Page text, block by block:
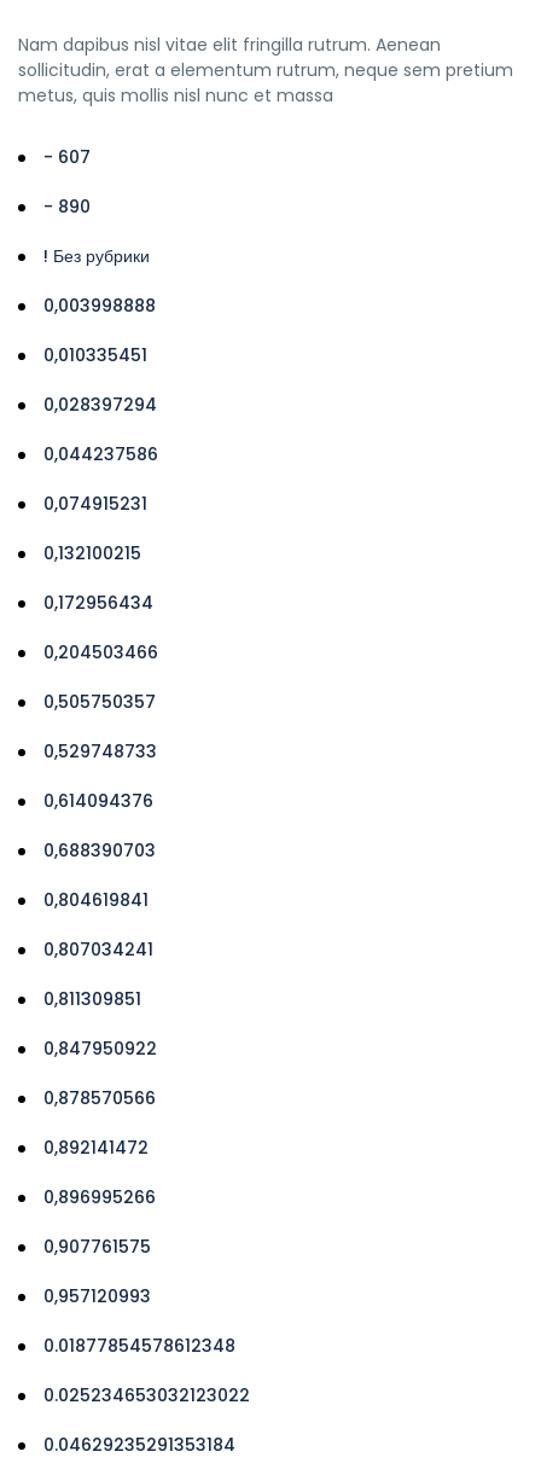
Nam dapibus nisl vitae elit fringilla rutrum. Aenean
sollicitudin, erat a elementum rutrum, neque sem pretium
metus, quis mollis nisl nunc et massa
- 607
- 890
! Без рубрики
0,003998888
0,010335451
0,028397294
0,044237586
0,074915231
0,132100215
0,172956434
0,204503466
0,505750357
0,529748733
0,614094376
0,688390703
0,804619841
0,807034241
0,811309851
0,847950922
0,878570566
0,892141472
0,896995266
0,907761575
0,957120993
0.01877854578612348
0.025234653032123022
0.04629235291353184